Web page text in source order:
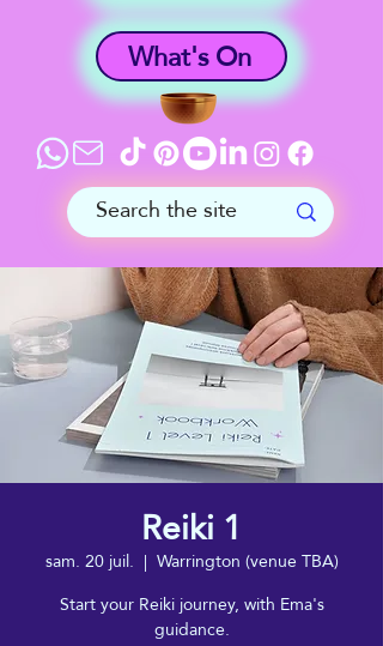
What's On
Reiki 1
sam. 20 juil.
  |
Warrington (venue TBA)
Start your Reiki journey, with Ema's
guidance.